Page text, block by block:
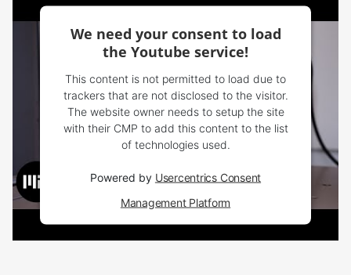
We need your consent to load
the Youtube service!
This content is not permitted to load due to
trackers that are not disclosed to the visitor.
The website owner needs to setup the site
with their CMP to add this content to the list
of technologies used.
Powered by Usercentrics Consent
Management Platform